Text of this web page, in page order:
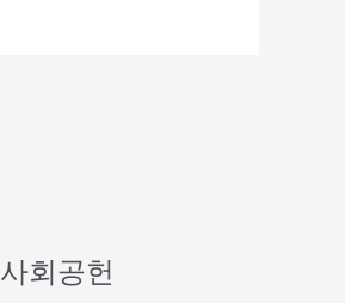
사회공헌